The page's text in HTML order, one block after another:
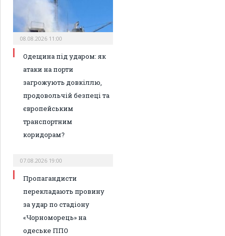
08.08.2026 11:00
Одещина під ударом: як
атаки на порти
загрожують довкіллю,
продовольчій безпеці та
європейським
транспортним
коридорам?
07.08.2026 19:00
Пропагандисти
перекладають провину
за удар по стадіону
«Чорноморець» на
одеське ППО